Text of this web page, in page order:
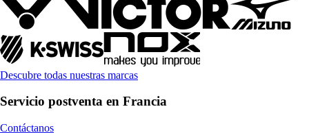
Descubre todas nuestras marcas
Servicio postventa en Francia
Contáctanos